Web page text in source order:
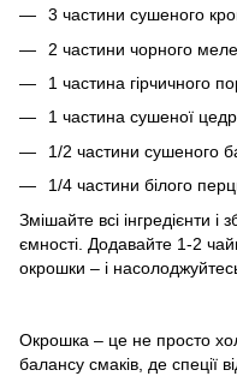
3 частини сушеного
2 частини чорного
1 частина гірчичного
1 частина сушеної
1/2 частини сушеного
1/4 частини білого
Змішайте всі інгредієнти і
ємності. Додавайте 1-2
окрошки – і
Окрошка – це не просто
балансу смаків, де спеції